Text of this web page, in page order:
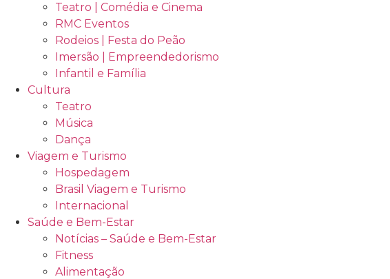
Teatro | Comédia e Cinema
RMC Eventos
Rodeios | Festa do Peão
Imersão | Empreendedorismo
Infantil e Família
Cultura
Teatro
Música
Dança
Viagem e Turismo
Hospedagem
Brasil Viagem e Turismo
Internacional
Saúde e Bem-Estar
Notícias – Saúde e Bem-Estar
Fitness
Alimentação